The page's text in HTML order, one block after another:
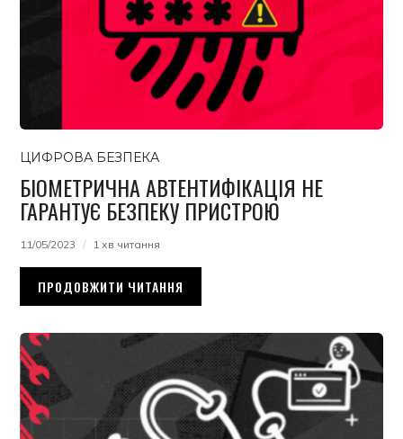
ЦИФРОВА БЕЗПЕКА
БІОМЕТРИЧНА АВТЕНТИФІКАЦІЯ НЕ
ГАРАНТУЄ БЕЗПЕКУ ПРИСТРОЮ
11/05/2023 1 хв читання
ПРОДОВЖИТИ ЧИТАННЯ